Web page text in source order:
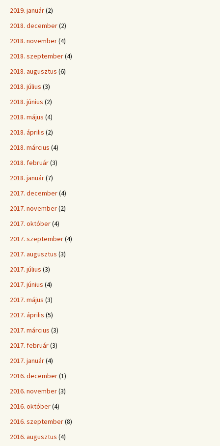
2019. január(2)
2018. december(2)
2018. november(4)
2018. szeptember(4)
2018. augusztus (6)
2018. július (3)
2018. június (2)
2018. május (4)
2018. április (2)
2018. március (4)
2018. február(3)
2018. január(7)
2017. december(4)
2017. november(2)
2017. október(4)
2017. szeptember(4)
2017. augusztus (3)
2017. július (3)
2017. június (4)
2017. május (3)
2017. április (5)
2017. március (3)
2017. február(3)
2017. január(4)
2016. december(1)
2016. november(3)
2016. október(4)
2016. szeptember(8)
2016. augusztus (4)